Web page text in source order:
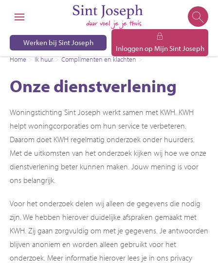
Naar de homepage
Ga naar Hoofd
Inloggen op Mijn Sint Joseph
Werken bij Sint Joseph
Home Ik huur Complimenten en klachten Onze dienstverlening
Onze dienstverlening
Woningstichting Sint Joseph werkt samen met KWH. KWH
helpt woningcorporaties om hun service te verbeteren.
Daarom doet KWH regelmatig onderzoek onder huurders.
Met de uitkomsten van het onderzoek kijken wij hoe we onze
dienstverlening beter kunnen maken. Jouw mening is voor
ons belangrijk.
Voor het onderzoek delen wij alleen de gegevens die nodig
zijn. We hebben hierover duidelijke afspraken gemaakt met
KWH. Zij gaan zorgvuldig om met je gegevens. Je antwoorden
blijven anoniem en worden alleen gebruikt voor het
onderzoek. Meer informatie hierover lees je in ons privacy